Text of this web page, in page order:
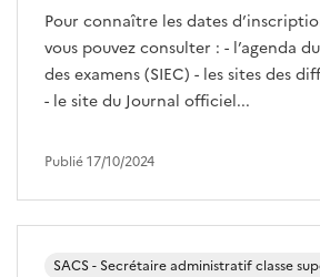
Pour connaître les dates
vous pouvez consulter : - l’agenda
des examens (SIEC) - les sites des
- le site du Journal officiel...
Publié 17/10/2024
SACS - Secrétaire administratif classe